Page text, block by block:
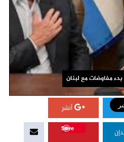
مفاوضات مع لبنان
أنشر
Save